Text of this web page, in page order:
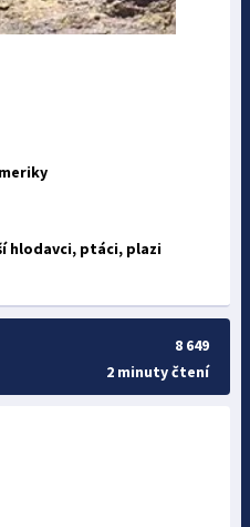
hlodavci, ptáci, plazi
8 649
2 minuty čtení